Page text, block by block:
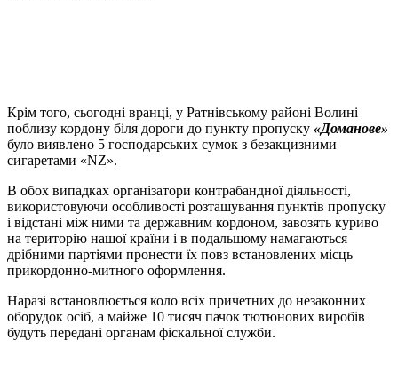
Крім того, сьогодні вранці, у Ратнівському районі Волині
поблизу кордону біля дороги до пункту пропуску «Доманове»
було виявлено 5 господарських сумок з безакцизними
сигаретами «NZ».
В обох випадках організатори контрабандної діяльності,
використовуючи особливості розташування пунктів пропуску
і відстані між ними та державним кордоном, завозять куриво
на територію нашої країни і в подальшому намагаються
дрібними партіями пронести їх повз встановлених місць
прикордонно-митного оформлення.
Наразі встановлюється коло всіх причетних до незаконних
оборудок осіб, а майже 10 тисяч пачок тютюнових виробів
будуть передані органам фіскальної служби.